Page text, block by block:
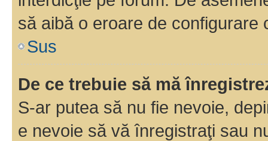
să aibă o eroare de configurare
Sus
De ce trebuie să mă
S-ar putea să nu fie nevoie,
e nevoie să vă înregistraţi sau